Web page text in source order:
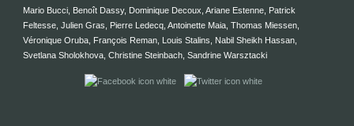
Mario Bucci, Benoît Dassy, Dominique Decoux, Ariane Estenne, Patrick
Feltesse, Julien Gras, Pierre Ledecq, Antoinette Maia, Thomas Miessen,
Véronique Oruba, François Reman, Louis Stalins, Nabil Sheikh Hassan,
Svetlana Sholokhova, Christine Steinbach, Sandrine Warsztacki